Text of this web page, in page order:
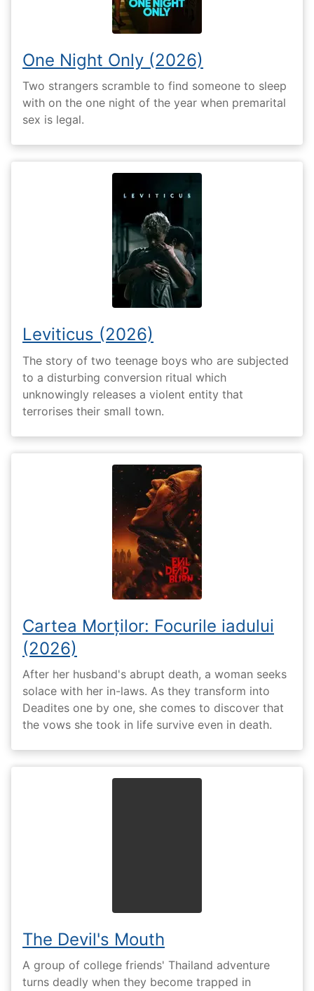
One Night Only (2026)
Two strangers scramble to find someone to sleep
with on the one night of the year when premarital
sex is legal.
Leviticus (2026)
The story of two teenage boys who are subjected
to a disturbing conversion ritual which
unknowingly releases a violent entity that
terrorises their small town.
Cartea Morților: Focurile iadului
(2026)
After her husband's abrupt death, a woman seeks
solace with her in-laws. As they transform into
Deadites one by one, she comes to discover that
the vows she took in life survive even in death.
The Devil's Mouth
A group of college friends' Thailand adventure
turns deadly when they become trapped in